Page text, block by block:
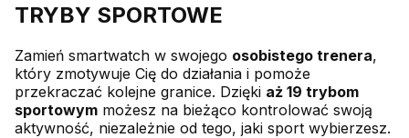
TRYBY SPORTOWE
Zamień smartwatch w swojego osobistego trenera,
który zmotywuje Cię do działania i pomoże
przekraczać kolejne granice. Dzięki aż 19 trybom
sportowym możesz na bieżąco kontrolować swoją
aktywność, niezależnie od tego, jaki sport wybierzesz.